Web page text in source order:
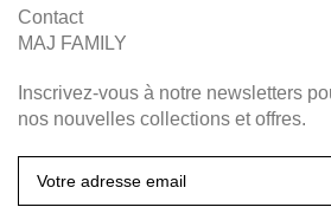
Contact
MAJ FAMILY
Inscrivez-vous à notre newsletters
nos nouvelles collections et offres.